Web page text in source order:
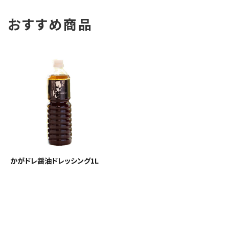
おすすめ商品
かがドレ醤油ドレッシング1L